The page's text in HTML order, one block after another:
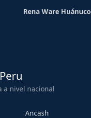
Rena Ware Huánuco
a nivel nacional
Ancash